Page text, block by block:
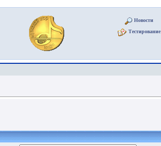
Новости
Тестирование